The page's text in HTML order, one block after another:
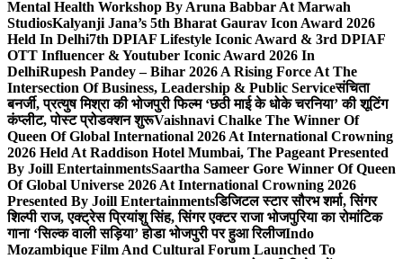
Mental Health Workshop By Aruna Babbar At Marwah
StudiosKalyanji Jana’s 5th Bharat Gaurav Icon Award 2026
Held In Delhi7th DPIAF Lifestyle Iconic Award & 3rd DPIAF
OTT Influencer & Youtuber Iconic Award 2026 In
DelhiRupesh Pandey – Bihar 2026 A Rising Force At The
Intersection Of Business, Leadership & Public Serviceसंचिता
बनर्जी, प्रत्युष मिश्रा की भोजपुरी फिल्म ‘छठी माई के धोके चरनिया’ की शूटिंग
कंप्लीट, पोस्ट प्रोडक्शन शुरूVaishnavi Chalke The Winner Of
Queen Of Global International 2026 At International Crowning
2026 Held At Raddison Hotel Mumbai, The Pageant Presented
By Joill EntertainmentsSaartha Sameer Gore Winner Of Queen
Of Global Universe 2026 At International Crowning 2026
Presented By Joill Entertainmentsडिजिटल स्टार सौरभ शर्मा, सिंगर
शिल्पी राज, एक्ट्रेस प्रियांशु सिंह, सिंगर एक्टर राजा भोजपुरिया का रोमांटिक
गाना ‘सिल्क वाली सड़िया’ होडा भोजपुरी पर हुआ रिलीजIndo
Mozambique Film And Cultural Forum Launched To